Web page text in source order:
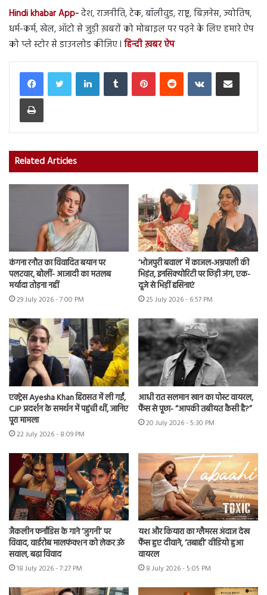
Hindi khabar App-देश, राजनीति, टेक, बॉलीवुड, राष्ट्र, बिज़नेस, ज्योतिष,
धर्म-कर्म, खेल, ऑटो से जुड़ी ख़बरों को मोबाइल पर पढ़ने के लिए हमारे ऐप
को प्ले स्टोर से डाउनलोड कीजिए l हिन्दी ख़बर ऐप
LinkedInTumblr PinterestReddit VKontakteShare via Email
Print
Related Articles
कंगना रनौत का विवादित बयान पर
पलटवार, बोलीं- आजादी का मतलब
मर्यादा तोड़ना नहीं
29 July 2026 - 7:00 PM
‘भोजपुरी बवाल’ में काजल-अम्रपाली की
भिड़ंत, इनसिक्योरिटी पर छिड़ी जंग, एक-
दूजे से भिड़ीं हसिनाएं
25 July 2026 - 6:57 PM
एक्ट्रेस Ayesha Khan हिरासत में ली गईं,
CJP प्रदर्शन के समर्थन में पहुंची थीं, जानिए
पूरा मामला
22 July 2026 - 8:09 PM
आधी रात सलमान खान का पोस्ट वायरल,
फैंस से पूछा- “आपकी तबीयत कैसी है?”
20 July 2026 - 5:30 PM
जैकलीन फर्नांडिस के गाने ‘जुगनी’ पर
विवाद, वार्डरोब मालफंक्शन को लेकर उठे
सवाल, बढ़ा विवाद
18 July 2026 - 7:27 PM
यश और कियारा का ग्लैमरस अंदाज देख
फैंस हुए दीवाने, ‘तबाही’ वीडियो हुआ
वायरल
8 July 2026 - 5:05 PM